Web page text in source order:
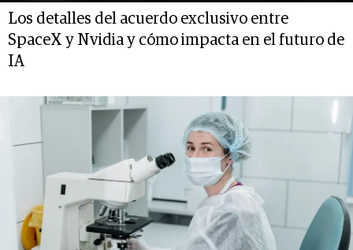
Los detalles del acuerdo exclusivo entre
SpaceX y Nvidia y cómo impacta en el futuro de
IA